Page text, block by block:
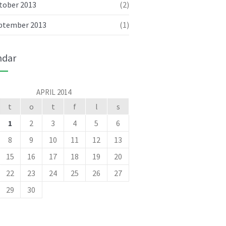
Aenean vel dolor volutpat
Maecenas risus metus malesuada
03/02/2014
accumsan tristique quis
04/02/2014 No replies
Donec in laoreet nisi fusce aliquet
2013
(2)
2013
(1)
APRIL 2014
t o t f l
s
1
2 3 4 5
6
8 9 10 11 12
13
15 16 17 18 19
20
22 23 24 25 26
27
29
30